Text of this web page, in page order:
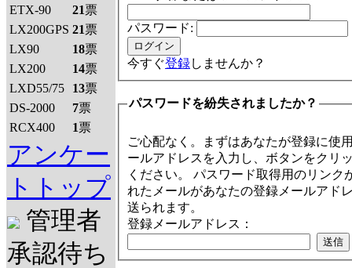
ETX-90
21票
LX200GPS 21票
LX90
18票
LX200
14票
LXD55/75
13票
DS-2000
7票
RCX400
1票
アンケー
トトップ
管理者
承認待ち
パスワード:
今すぐ登録しませんか？
パスワードを紛失されましたか？
ご心配なく。まずはあなたが登録に使
ールアドレスを入力し、ボタンをクリ
ください。 パスワード取得用のリンク
れたメールがあなたの登録メールアド
送られます。
登録メールアドレス：